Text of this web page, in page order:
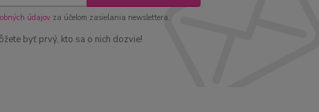
údajovza účelom zasielania newslettera.
byť prvý, kto sa o nich dozvie!